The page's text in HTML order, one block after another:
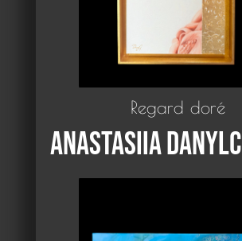
Regard doré
Anastasiia